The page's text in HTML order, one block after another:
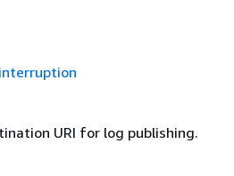
URI for log publishing.